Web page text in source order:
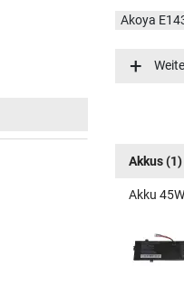
Akoya
Akkus(1)
Akku